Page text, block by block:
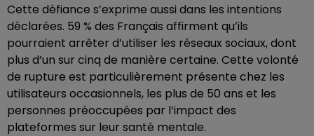
Cette défiance s’exprime aussi dans les intentions
déclarées. 59 % des Français affirment qu’ils
pourraient arrêter d’utiliser les réseaux sociaux, dont
plus d’un sur cinq de manière certaine. Cette volonté
de rupture est particulièrement présente chez les
utilisateurs occasionnels, les plus de 50 ans et les
personnes préoccupées par l’impact des
plateformes sur leur santé mentale.